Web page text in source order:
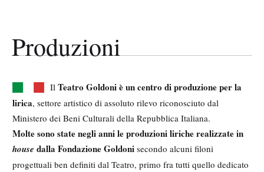
Produzioni
Il Teatro Goldoni è un centro di produzione per la
lirica, settore artistico di assoluto rilevo riconosciuto dal
Ministero dei Beni Culturali della Repubblica Italiana.
Molte sono state negli anni le produzioni liriche realizzate in
house dalla Fondazione Goldoni secondo alcuni filoni
progettuali ben definiti dal Teatro, primo fra tutti quello dedicato